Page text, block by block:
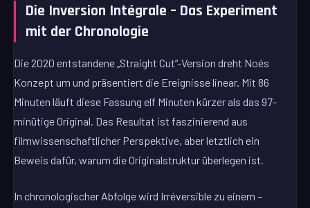
Die Inversion Intégrale – Das Experiment
mit der Chronologie
Die 2020 entstandene „Straight Cut“-Version dreht Noés
Konzept um und präsentiert die Ereignisse linear. Mit 86
Minuten läuft diese Fassung elf Minuten kürzer als das 97-
minütige Original. Das Resultat ist faszinierend aus
filmwissenschaftlicher Perspektive, aber letztlich ein
Beweis dafür, warum die Originalstruktur überlegen ist.
In chronologischer Abfolge wird Irréversible zu einem –